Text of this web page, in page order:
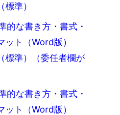
標準）
的な書き方・書式・
ット（Word版）
標準）（委任者欄が
的な書き方・書式・
ット（Word版）